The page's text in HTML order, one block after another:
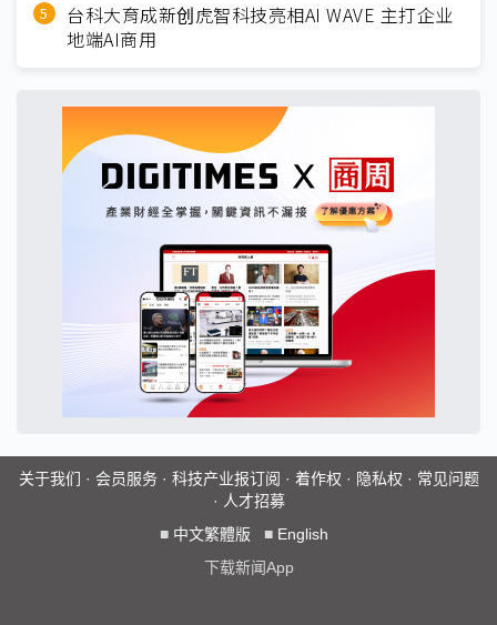
台科大育成新创虎智科技亮相AI WAVE 主打企业
地端AI商用
关于我们 · 会员服务· 科技产业报订阅 · 着作权 · 隐私权 · 常见问题
· 人才招募
■ 中文繁體版 ■ English
下载新闻App